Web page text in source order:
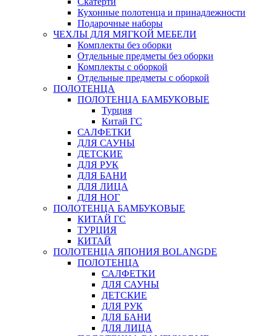
Кухонные полотенца и принадлежности
Подарочные наборы
ЧЕХЛЫ ДЛЯ МЯГКОЙ МЕБЕЛИ
Комплекты без оборки
Отдельные предметы без оборки
Комплекты с оборкой
Отдельные предметы с оборкой
ПОЛОТЕНЦА
ПОЛОТЕНЦА БАМБУКОВЫЕ
Турция
Китай ГС
САЛФЕТКИ
ДЛЯ САУНЫ
ДЕТСКИЕ
ДЛЯ РУК
ДЛЯ БАНИ
ДЛЯ ЛИЦА
ДЛЯ НОГ
ПОЛОТЕНЦА БАМБУКОВЫЕ
КИТАЙ ГС
ТУРЦИЯ
КИТАЙ
ПОЛОТЕНЦА ЯПОНИЯ BOLANGDE
ПОЛОТЕНЦА
САЛФЕТКИ
ДЛЯ САУНЫ
ДЕТСКИЕ
ДЛЯ РУК
ДЛЯ БАНИ
ДЛЯ ЛИЦА